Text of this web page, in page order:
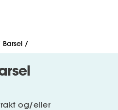
Barsel
og/eller